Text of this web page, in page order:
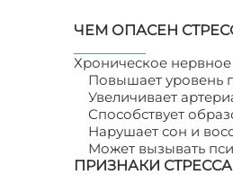
ЧЕМ ОПАСЕН
Хроническое
Повышает уровень
Увеличивает
Способствует
Нарушает сон и
Может вызывать
ПРИЗНАКИ